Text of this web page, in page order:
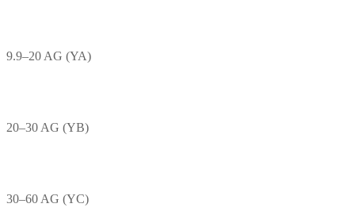
9.9–20 AG (YA)
20–30 AG (YB)
30–60 AG (YC)